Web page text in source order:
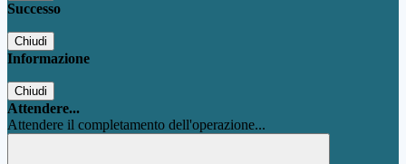
Successo
Chiudi
Informazione
Chiudi
Attendere...
Attendere il completamento dell'operazione...